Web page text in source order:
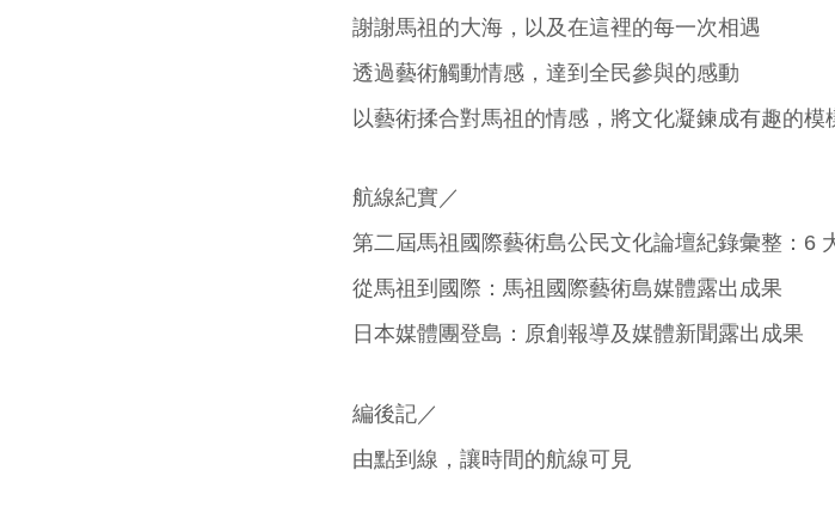
謝謝馬祖的大海，以及在這裡的每一次相遇
透過藝術觸動情感，達到全民參與的感動
以藝術揉合對馬祖的情感，將文化凝鍊成有趣的模
航線紀實／
第二屆馬祖國際藝術島公民文化論壇紀錄彙整：6
從馬祖到國際：馬祖國際藝術島媒體露出成果
日本媒體團登島：原創報導及媒體新聞露出成果
編後記／
由點到線，讓時間的航線可見